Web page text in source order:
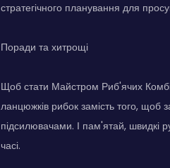
стратегічного планування для
Поради та хитрощі
Щоб стати Майстром Риб'ячих
ланцюжків рибок замість того, щоб
підсилювачами. І пам'ятай, швидкі
часі.